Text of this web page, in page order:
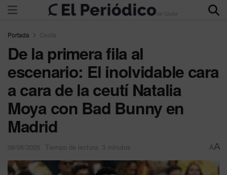
Portada Ceuta
De la primera fila al
escenario: El inolvidable cara
a cara de la ceutí Natalia
Moya con Bad Bunny en
Madrid
08/06/2026 Tiempo de lectura: 3 minutos AA